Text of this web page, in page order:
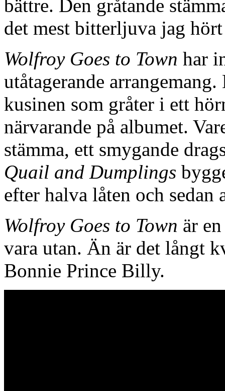
bättre. Den gråtande
det mest bitterljuva jag
Wolfroy Goes to Town har
utåtagerande
kusinen som gråter i ett
närvarande på albumet.
stämma, ett smygande
Quail and Dumplings
efter halva låten och
Wolfroy Goes to Town är
vara utan. Än är det långt
Bonnie Prince Billy.